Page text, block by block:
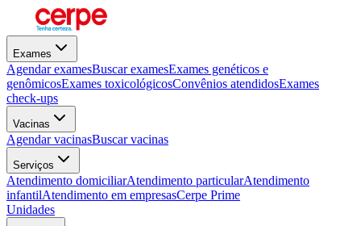
Exames
Agendar examesBuscar examesExames genéticos e
genômicosExames toxicológicosConvênios atendidosExames
check-ups
Vacinas
Agendar vacinasBuscar vacinas
Serviços
Atendimento domiciliarAtendimento particularAtendimento
infantilAtendimento em empresasCerpe Prime
Unidades